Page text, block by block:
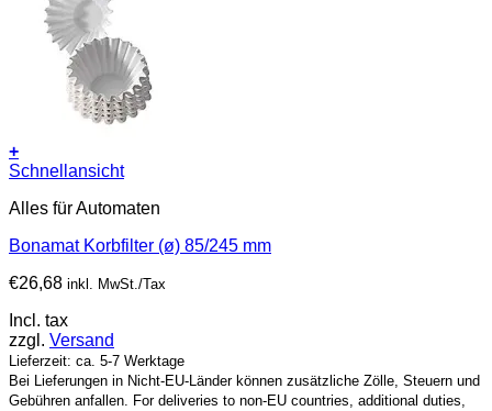
+
Schnellansicht
Alles für Automaten
Bonamat Korbfilter (ø) 85/245 mm
€26,68 inkl. MwSt./Tax
Incl. tax
zzgl. Versand
Lieferzeit: ca. 5-7 Werktage
Bei Lieferungen in Nicht-EU-Länder können zusätzliche Zölle, Steuern und
Gebühren anfallen. For deliveries to non-EU countries, additional duties,